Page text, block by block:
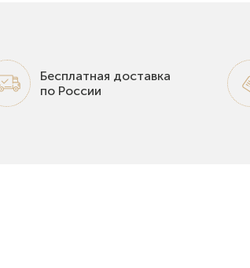
Бесплатная доставка
по России